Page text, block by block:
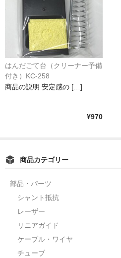
まとめ売り
はんだごて台（クリーナー予備
付き）KC-258
商品の説明 安定感の […]
¥970
商品カテゴリー
部品・パーツ
シャント抵抗
レーザー
リニアガイド
ケーブル・ワイヤ
チューブ